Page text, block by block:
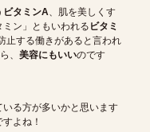
ビタミンA、肌を美しくす
ン」ともいわれる ビタミ
止する働きがあると言われ
、 美容にもいいのです
る方が多いかと思います
よね！